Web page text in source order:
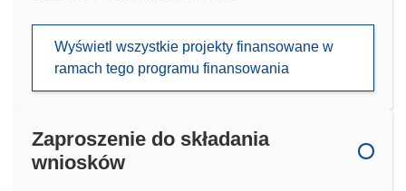
Wyświetl wszystkie projekty finansowane w
ramach tego programu finansowania
Zaproszenie do składania
wniosków